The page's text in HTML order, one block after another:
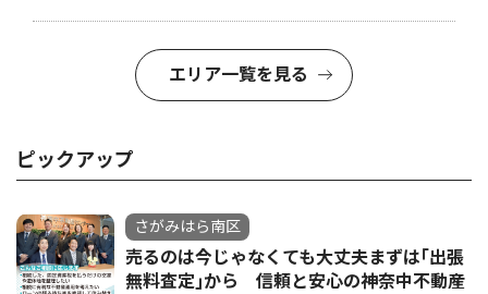
エリア一覧を見る
ピックアップ
さがみはら南区
売るのは今じゃなくても大丈夫まずは｢出張
無料査定｣から 信頼と安心の神奈中不動産